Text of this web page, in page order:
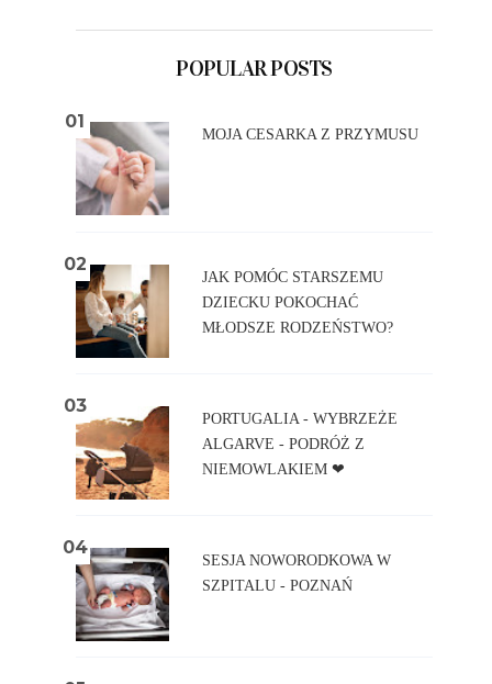
POPULAR POSTS
MOJA CESARKA Z PRZYMUSU
JAK POMÓC STARSZEMU
DZIECKU POKOCHAĆ
MŁODSZE RODZEŃSTWO?
PORTUGALIA - WYBRZEŻE
ALGARVE - PODRÓŻ Z
NIEMOWLAKIEM ❤
SESJA NOWORODKOWA W
SZPITALU - POZNAŃ